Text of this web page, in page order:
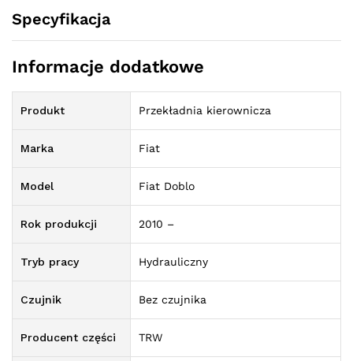
Specyfikacja
Informacje dodatkowe
Produkt Przekładnia kierownicza
Marka Fiat
Model Fiat Doblo
Rok produkcji 2010 –
Tryb pracy Hydrauliczny
Czujnik Bez czujnika
Producent części TRW